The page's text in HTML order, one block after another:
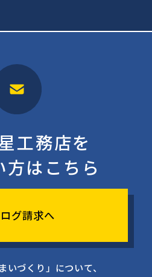
工務店を
はこちら
グ請求へ
いづくり」について、